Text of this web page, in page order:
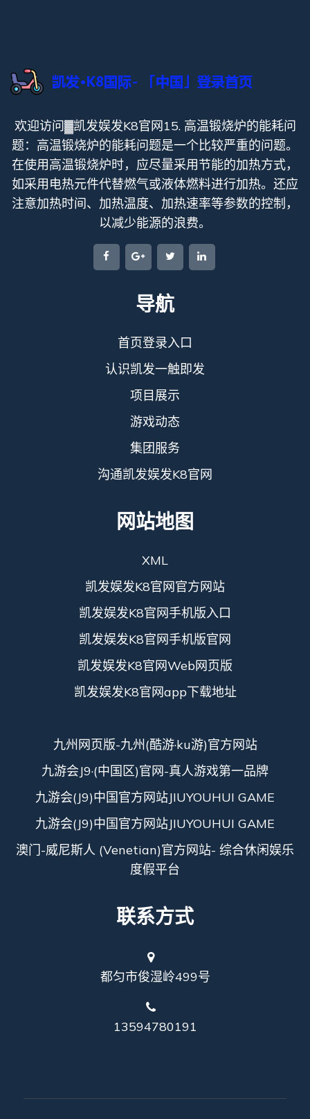
欢迎访问▓凯发娱发K8官网15. 高温锻烧炉的能耗问
题：高温锻烧炉的能耗问题是一个比较严重的问题。
在使用高温锻烧炉时，应尽量采用节能的加热方式，
如采用电热元件代替燃气或液体燃料进行加热。还应
注意加热时间、加热温度、加热速率等参数的控制，
以减少能源的浪费。
导航
首页登录入口
认识凯发一触即发
项目展示
游戏动态
集团服务
沟通凯发娱发K8官网
网站地图
XML
凯发娱发K8官网官方网站
凯发娱发K8官网手机版入口
凯发娱发K8官网手机版官网
凯发娱发K8官网Web网页版
凯发娱发K8官网app下载地址
九州网页版-九州(酷游·ku游)官方网站
九游会J9·(中国区)官网-真人游戏第一品牌
九游会(J9)中国官方网站JIUYOUHUI GAME
九游会(J9)中国官方网站JIUYOUHUI GAME
澳门-威尼斯人 (Venetian)官方网站- 综合休闲娱乐
度假平台
联系方式
都匀市俊湿岭499号
13594780191